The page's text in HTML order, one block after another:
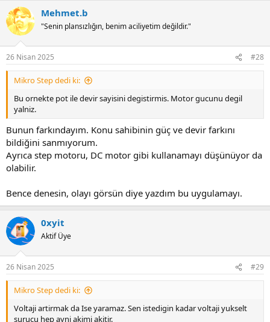
c
t
i
s
:
Mehmet.b
"Senin plansızlığın, benim aciliyetim değildir."
26 Nisan 2025 #28
Mikro Step dedi ki:
Bu ornekte pot ile devir sayisini degistirmis. Motor gucunu degil
yalniz.
Bunun farkındayım. Konu sahibinin güç ve devir farkını
bildiğini sanmıyorum.
Ayrıca step motoru, DC motor gibi kullanamayı düşünüyor da
olabilir.
Bence denesin, olayı görsün diye yazdım bu uygulamayı.
0xyit
Aktif Üye
26 Nisan 2025 #29
Mikro Step dedi ki:
Voltaji artirmak da Ise yaramaz. Sen istedigin kadar voltaji yukselt
surucu hep ayni akimi akitir.